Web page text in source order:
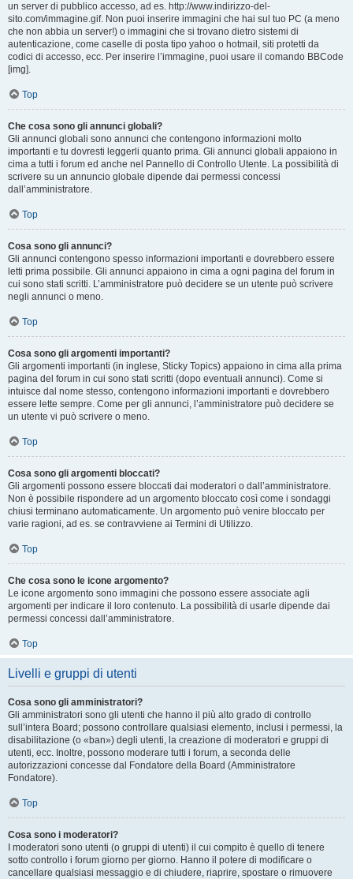
un server di pubblico accesso, ad es. http://www.indirizzo-del-
sito.com/immagine.gif. Non puoi inserire immagini che hai sul tuo PC (a meno
che non abbia un server!) o immagini che si trovano dietro sistemi di
autenticazione, come caselle di posta tipo yahoo o hotmail, siti protetti da
codici di accesso, ecc. Per inserire l’immagine, puoi usare il comando BBCode
[img].
Top
Che cosa sono gli annunci globali?
Gli annunci globali sono annunci che contengono informazioni molto
importanti e tu dovresti leggerli quanto prima. Gli annunci globali appaiono in
cima a tutti i forum ed anche nel Pannello di Controllo Utente. La possibilità di
scrivere su un annuncio globale dipende dai permessi concessi
dall’amministratore.
Top
Cosa sono gli annunci?
Gli annunci contengono spesso informazioni importanti e dovrebbero essere
letti prima possibile. Gli annunci appaiono in cima a ogni pagina del forum in
cui sono stati scritti. L’amministratore può decidere se un utente può scrivere
negli annunci o meno.
Top
Cosa sono gli argomenti importanti?
Gli argomenti importanti (in inglese, Sticky Topics) appaiono in cima alla prima
pagina del forum in cui sono stati scritti (dopo eventuali annunci). Come si
intuisce dal nome stesso, contengono informazioni importanti e dovrebbero
essere lette sempre. Come per gli annunci, l’amministratore può decidere se
un utente vi può scrivere o meno.
Top
Cosa sono gli argomenti bloccati?
Gli argomenti possono essere bloccati dai moderatori o dall’amministratore.
Non è possibile rispondere ad un argomento bloccato così come i sondaggi
chiusi terminano automaticamente. Un argomento può venire bloccato per
varie ragioni, ad es. se contravviene ai Termini di Utilizzo.
Top
Che cosa sono le icone argomento?
Le icone argomento sono immagini che possono essere associate agli
argomenti per indicare il loro contenuto. La possibilità di usarle dipende dai
permessi concessi dall’amministratore.
Top
Livelli e gruppi di utenti
Cosa sono gli amministratori?
Gli amministratori sono gli utenti che hanno il più alto grado di controllo
sull’intera Board; possono controllare qualsiasi elemento, inclusi i permessi, la
disabilitazione (o «ban») degli utenti, la creazione di moderatori e gruppi di
utenti, ecc. Inoltre, possono moderare tutti i forum, a seconda delle
autorizzazioni concesse dal Fondatore della Board (Amministratore
Fondatore).
Top
Cosa sono i moderatori?
I moderatori sono utenti (o gruppi di utenti) il cui compito è quello di tenere
sotto controllo i forum giorno per giorno. Hanno il potere di modificare o
cancellare qualsiasi messaggio e di chiudere, riaprire, spostare o rimuovere